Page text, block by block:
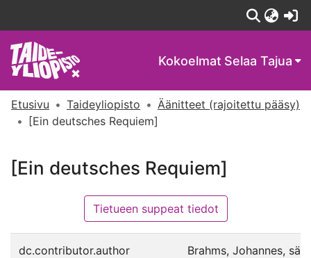
Kokoelmat Selaa Tajua
Etusivu Taideyliopisto
Äänitteet (rajoitettu pääsy)
[Ein deutsches Requiem]
[Ein deutsches Requiem]
Tietueen suppeat tiedot
dc.contributor.author Brahms, Johannes, säv.